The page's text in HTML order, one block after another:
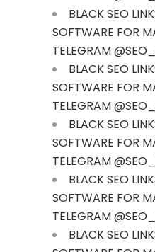
BLACK SEO
SOFTWARE FOR
TELEGRAM
BLACK SEO
SOFTWARE FOR
TELEGRAM
BLACK SEO
SOFTWARE FOR
TELEGRAM
BLACK SEO
SOFTWARE FOR
TELEGRAM
BLACK SEO